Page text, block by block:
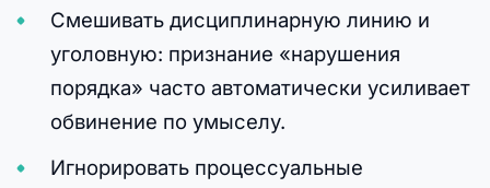
Смешивать дисциплинарную линию и
уголовную: признание «нарушения
порядка» часто автоматически усиливает
обвинение по умыселу.
Игнорировать процессуальные